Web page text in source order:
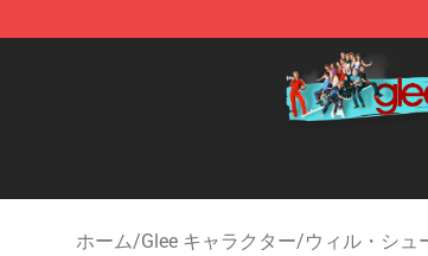
Glee Store - Official Glee Merchandise Shop
ホーム/Glee キャラクター/ウィル・シュ